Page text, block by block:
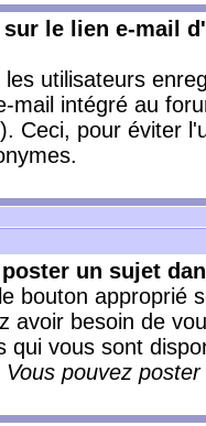
le lien e-mail
utilisateurs
mail intégré au
Ceci, pour éviter
un sujet
bouton approprié
avoir besoin de
qui vous sont
Vous pouvez